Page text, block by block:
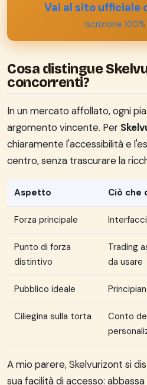
Vai al sito ufficiale
Iscrizione
Cosa distingue
concorrenti?
In un mercato affollato, ogni
argomento vincente. Per
chiaramente l'accessibilità e
centro, senza trascurare la
Aspetto Ciò che
Forza principale
Punto di forza
distintivo
Trading
da usare
Pubblico ideale
Ciliegina sulla torta
Conto
A mio parere, Skelvurizont si
sua facilità di accesso: